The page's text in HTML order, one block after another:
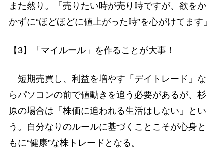
また然り。「売りたい時が売り時ですが、欲をか
かずに“ほどほどに値上がった時”を心がけてます」
【3】「マイルール」を作ることが大事！
短期売買し、利益を増やす「デイトレード」な
らパソコンの前で値動きを追う必要があるが、杉
原の場合は「株価に追われる生活はしない」とい
う。自分なりのルールに基づくことこそが心身と
もに“健康”な株トレードとなる。